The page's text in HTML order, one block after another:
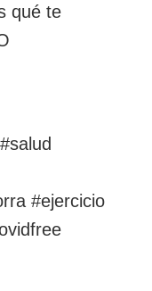
qué te
#ejercicio